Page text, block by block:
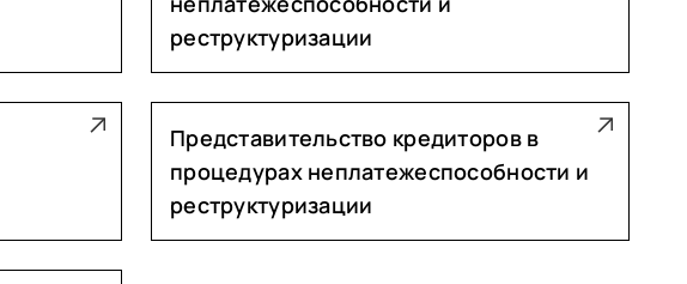
реструктуризации
Представительство кредиторов в
процедурах неплатежеспособности и
реструктуризации